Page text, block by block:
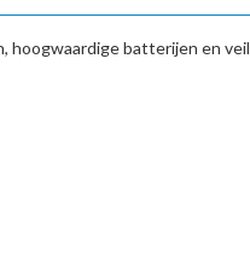
hoogwaardige batterijen en